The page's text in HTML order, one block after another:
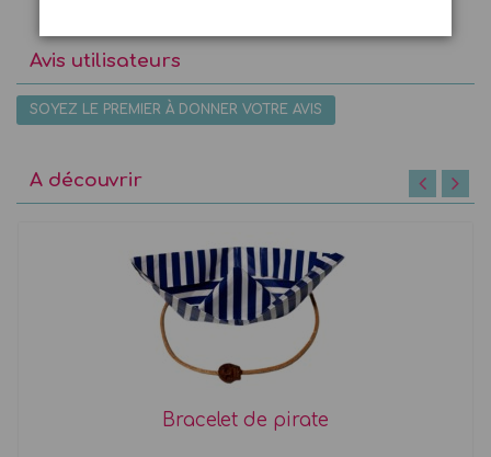
Avis utilisateurs
SOYEZ LE PREMIER À DONNER VOTRE AVIS
A découvrir
Bracelet de pirate